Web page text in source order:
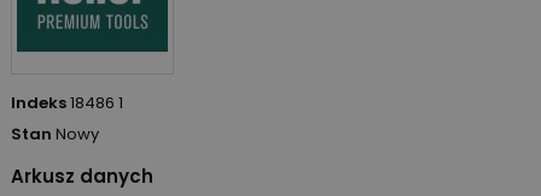
Indeks18486 1
Stan Nowy
Arkusz danych